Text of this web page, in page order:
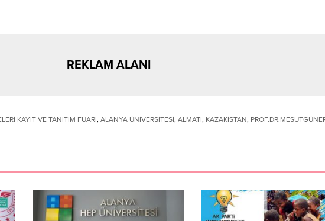
REKLAM ALANI
KAYIT VE TANITIM FUARI, ALANYA ÜNİVERSİTESİ, ALMATI, KAZAKİSTAN,